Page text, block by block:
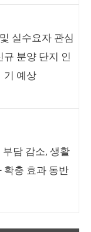
실수요자 관심
규 분양 단지 인
기 예상
부담 감소, 생활
확충 효과 동반